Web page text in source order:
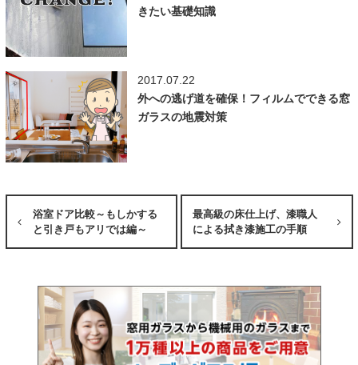
きたい基礎知識
2017.07.22
外への逃げ道を確保！フィルムでできる窓
ガラスの地震対策
浴室ドア比較～もしかする
と引き戸もアリでは編～
最高級の床仕上げ、漆職人
による拭き漆施工の手順